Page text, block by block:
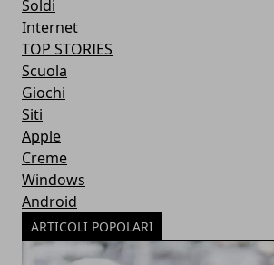
Soldi
Internet
TOP STORIES
Scuola
Giochi
Siti
Apple
Creme
Windows
Android
ARTICOLI POPOLARI